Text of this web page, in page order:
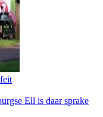
Ell is daar sprake